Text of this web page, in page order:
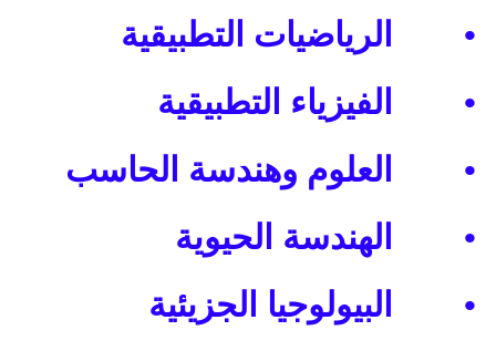
•
الرياضيات التطبيقية
•
الفيزياء التطبيقية
•
العلوم وهندسة الحاسب
•
الهندسة الحيوية
•
البيولوجيا الجزيئية